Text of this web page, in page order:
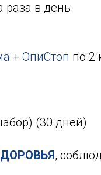
раза в день
+ ОпиСтоп по 2
(30 дней)
,